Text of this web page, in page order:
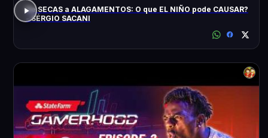
De SECAS a ALAGAMENTOS: O que EL NIÑO pode CAUSAR?
- SÉRGIO SACANI